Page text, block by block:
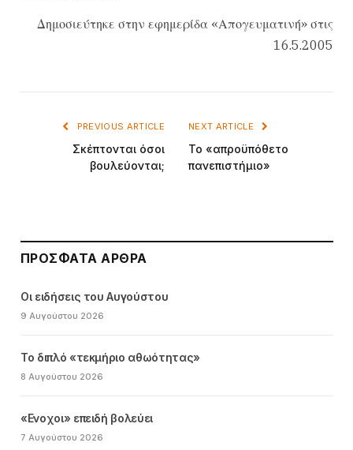
Δημοσιεύτηκε στην εφημερίδα «Απογευματινή» στις
16.5.2005
PREVIOUS ARTICLE
Σκέπτονται όσοι
βουλεύονται;
NEXT ARTICLE
Το «απροϋπόθετο
πανεπιστήμιο»
ΠΡΌΣΦΑΤΑ ΆΡΘΡΑ
Οι ειδήσεις του Αυγούστου
9 Αυγούστου 2026
Το διπλό «τεκμήριο αθωότητας»
8 Αυγούστου 2026
«Ενοχοι» επειδή βολεύει
7 Αυγούστου 2026